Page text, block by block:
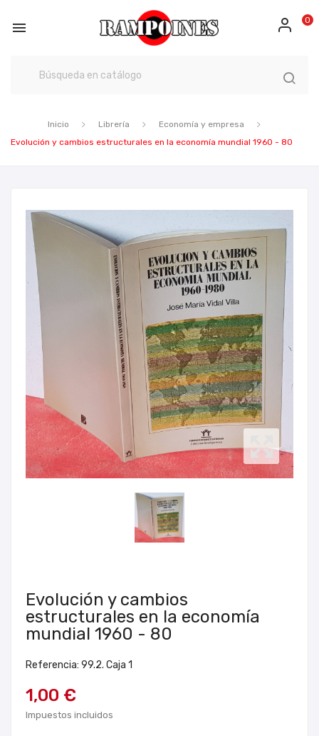
 0
Inicio Librería
Economía y empresa
Evolución y cambios estructurales en la economía mundial 1960 - 80
Evolución y cambios
estructurales en la economía
mundial 1960 - 80
Referencia: 99.2. Caja 1
1,00 €
Impuestos incluidos